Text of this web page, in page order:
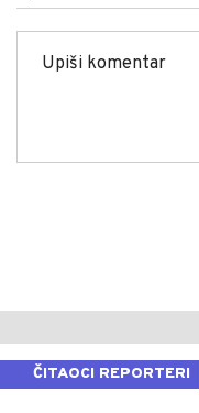
ČITAOCI REPORTERI